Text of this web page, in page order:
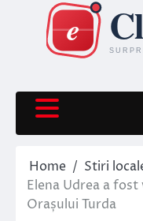
content
Home
Stiri
Elena Udrea a
Orașului Turda